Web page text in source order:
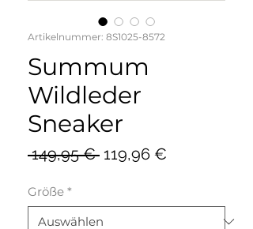
Artikelnummer: 8S1025-8572
Summum
Wildleder
Sneaker
149,95 € Standardpreis
119,96 €
Größe *